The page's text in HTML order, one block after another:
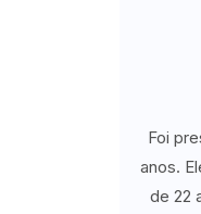
Foi
anos.
de 22